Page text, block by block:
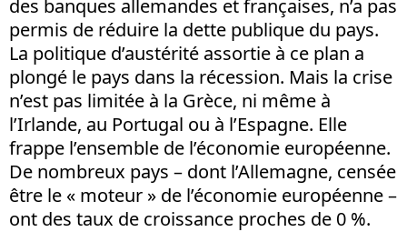
des banques allemandes et françaises, n’a pas
permis de réduire la dette publique du pays.
La politique d’austérité assortie à ce plan a
plongé le pays dans la récession. Mais la crise
n’est pas limitée à la Grèce, ni même à
l’Irlande, au Portugal ou à l’Espagne. Elle
frappe l’ensemble de l’économie européenne.
De nombreux pays – dont l’Allemagne, censée
être le « moteur » de l’économie européenne –
ont des taux de croissance proches de 0 %.